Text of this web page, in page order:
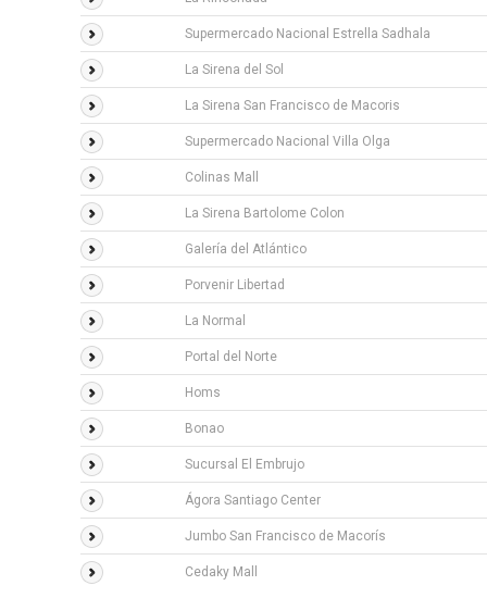
Supermercado Nacional Estrella Sadhala
La Sirena del Sol
La Sirena San Francisco de Macoris
Supermercado Nacional Villa Olga
Colinas Mall
La Sirena Bartolome Colon
Galería del Atlántico
Porvenir Libertad
La Normal
Portal del Norte
Homs
Bonao
Sucursal El Embrujo
Ágora Santiago Center
Jumbo San Francisco de Macorís
Cedaky Mall